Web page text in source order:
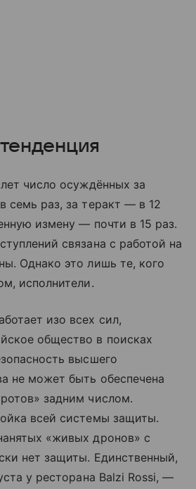
число осуждённых за
семь раз, за теракт — в 12
измену — почти в 15 раз.
связана с работой на
Однако это лишь те, кого
исполнители.
изо всех сил,
общество в поисках
высшего
не может быть обеспечена
задним числом.
всей системы защиты.
«живых дронов» с
нет защиты. Единственный,
у ресторана Balzi Rossi, —